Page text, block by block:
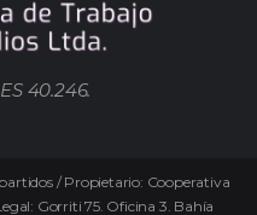
40.246.
/ Propietario: Cooperativa
Gorriti 75. Oficina 3. Bahía